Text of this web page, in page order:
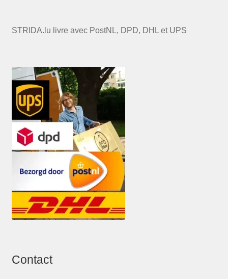
STRIDA.lu livre avec PostNL, DPD, DHL et UPS
Contact